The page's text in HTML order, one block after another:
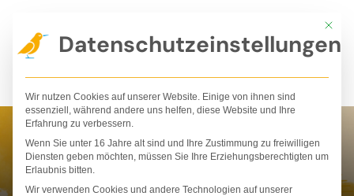
Inhalt
springen
Bestseller
Mit
Datenschutzeinstellungen
Wir nutzen Cookies auf unserer Website. Einige von ihnen sind
essenziell, während andere uns helfen, diese Website und Ihre
Erfahrung zu verbessern.
Wenn Sie unter 16 Jahre alt sind und Ihre Zustimmung zu freiwilligen
Diensten geben möchten, müssen Sie Ihre Erziehungsberechtigten um
Erlaubnis bitten.
Wir verwenden Cookies und andere Technologien auf unserer